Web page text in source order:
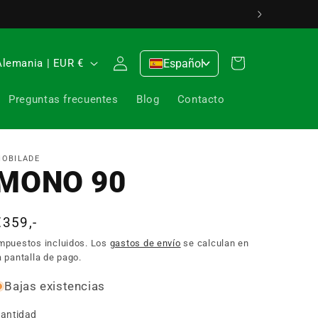
0176 / 5349 0176
Preguntas frecuentes Blog Contacto
Alemania | EUR €
Iniciar
sesión
Español> Carrito
90
incluidos. Los gastos de envío se calculan en
pantalla de pago.
Bajas existencias